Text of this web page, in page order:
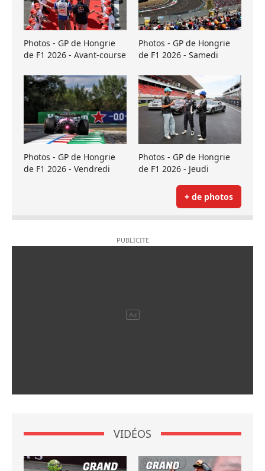
Photos - GP de Hongrie
de F1 2026 - Avant-course
Photos - GP de Hongrie
de F1 2026 - Samedi
Photos - GP de Hongrie
de F1 2026 - Vendredi
Photos - GP de Hongrie
de F1 2026 - Jeudi
+ de photos
VIDÉOS